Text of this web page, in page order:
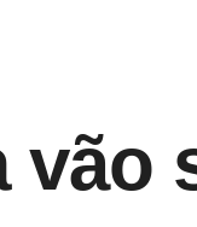
vão